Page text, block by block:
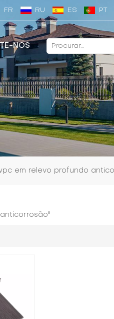
FR RU ES PT
NOS
em relevo profundo